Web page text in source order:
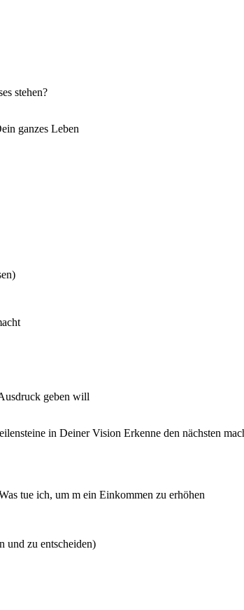
stehen?
ganzes Leben
geben will
in Deiner Vision Erkenne den nächsten
tue ich, um m ein Einkommen zu erhöhen
und zu entscheiden)